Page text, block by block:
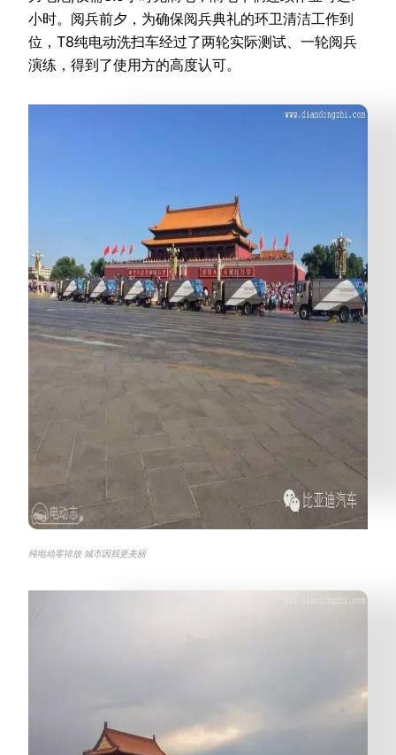
小时。阅兵前夕，为确保阅兵典礼的环卫清洁工作到
位，T8纯电动洗扫车经过了两轮实际测试、一轮阅兵
演练，得到了使用方的高度认可。
纯电动零排放 城市因我更美丽